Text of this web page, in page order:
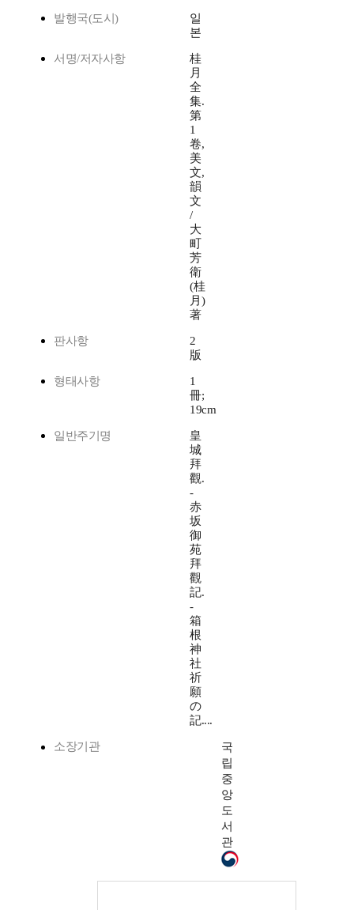
발행국(도시)
일
본
서명/저자사항
桂
月
全
集.
第
1
卷,
美
文,
韻
文
/
大
町
芳
衛
(桂
月)
著
판사항
2
版
형태사항
1
冊;
19cm
일반주기명
皇
城
拜
觀.
-
赤
坂
御
苑
拜
觀
記.
-
箱
根
神
社
祈
願
の
記....
소장기관
국
립
중
앙
도
서
관